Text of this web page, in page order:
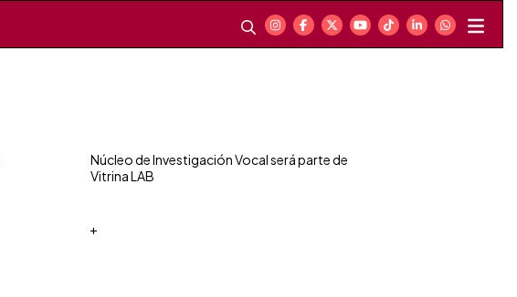
Núcleo de Investigación Vocal será parte de
Vitrina LAB
+